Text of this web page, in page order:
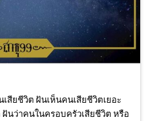
สียชีวิต ฝันเห็นคนเสียชีวิตเยอะ
นว่าคนในครอบครัวเสียชีวิต หรือ